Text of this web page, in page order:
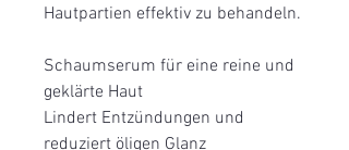
Hautpartien effektiv zu behandeln.
Schaumserum für eine reine und
geklärte Haut
Lindert Entzündungen und
reduziert öligen Glanz